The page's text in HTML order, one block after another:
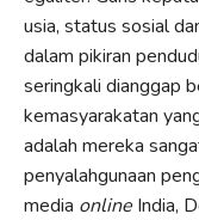
usia, status sosial
dalam pikiran
seringkali dianggap
kemasyarakatan
adalah mereka
penyalahgunaan
media online India,